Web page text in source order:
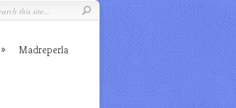
Madreperla